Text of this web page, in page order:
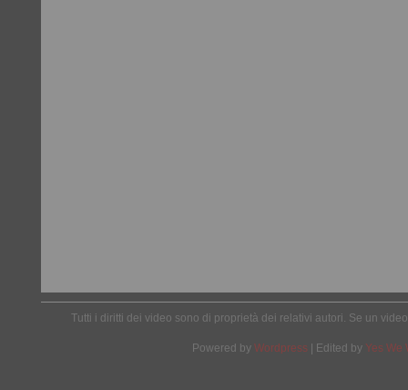
Tutti i diritti dei video sono di proprietà dei relativi autori. Se un
Powered by Wordpress | Edited by Yes We